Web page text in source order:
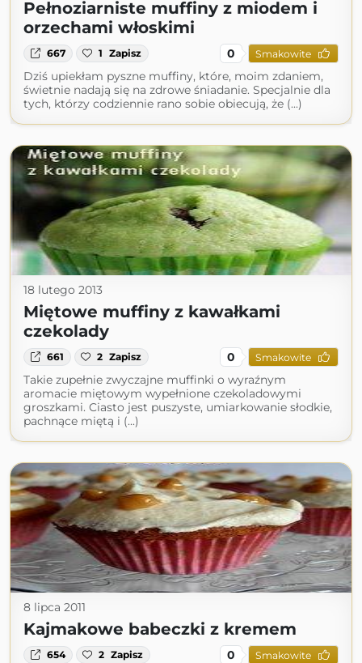
Pełnoziarniste muffiny z miodem i
orzechami włoskimi
667 1 Zapisz 0 Smakowite
Dziś upiekłam pyszne muffiny, które, moim zdaniem,
świetnie nadają się na zdrowe śniadanie. Specjalnie dla
tych, którzy codziennie rano sobie obiecują, że (...)
18 lutego 2013
Miętowe muffiny z kawałkami
czekolady
661 2 Zapisz 0 Smakowite
Takie zupełnie zwyczajne muffinki o wyraźnym
aromacie miętowym wypełnione czekoladowymi
groszkami. Ciasto jest puszyste, umiarkowanie słodkie,
pachnące miętą i (...)
8 lipca 2011
Kajmakowe babeczki z kremem
654 2 Zapisz 0 Smakowite